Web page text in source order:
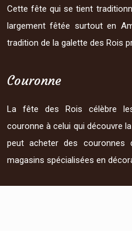
Cette fête qui se tient
largement fêtée surtout en
tradition de la galette des Rois
Couronne
La fête des Rois célèbre
couronne à celui qui découvre
peut acheter des
magasins spécialisées en